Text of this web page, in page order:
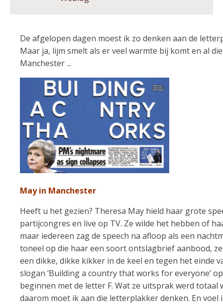
De afgelopen dagen moest ik zo denken aan de
Maar ja, lijm smelt als er veel warmte bij komt en al
Manchester ...
May in Manchester
Heeft u het gezien? Theresa May hield haar grote
partijcongres en live op TV. Ze wilde het hebben of
maar iedereen zag de speech na afloop als een
toneel op die haar een soort ontslagbrief aanbood,
een dikke, dikke kikker in de keel en tegen het einde
slogan ‘Building a country that works for everyone’
beginnen met de letter F. Wat ze uitsprak werd totaal
daarom moet ik aan die letterplakker denken. En